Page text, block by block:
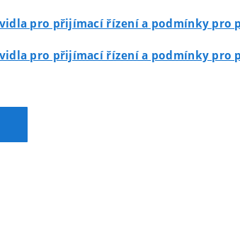
pro přijímací řízení a podmínky pro
pro přijímací řízení a podmínky